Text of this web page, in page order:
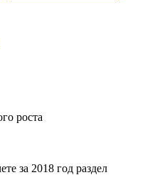
роста
за 2018 год раздел